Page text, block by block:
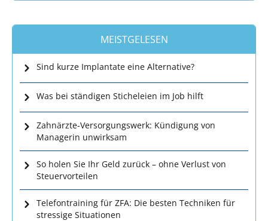
MEISTGELESEN
Sind kurze Implantate eine Alternative?
Was bei ständigen Sticheleien im Job hilft
Zahnärzte-Versorgungswerk: Kündigung von
Managerin unwirksam
So holen Sie Ihr Geld zurück – ohne Verlust von
Steuervorteilen
Telefontraining für ZFA: Die besten Techniken für
stressige Situationen